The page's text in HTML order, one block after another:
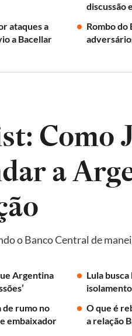
discussão
ataques a
a Bacellar
Rombo do
Como
a
o Banco Central de
Argentina
Lula
rumo no
embaixador
O que é
a relação